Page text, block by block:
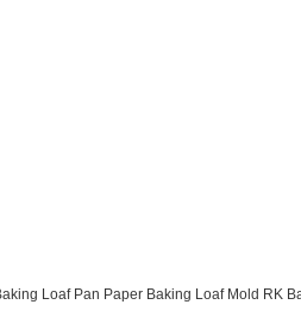
Loaf Pan Paper Baking Loaf Mold RK